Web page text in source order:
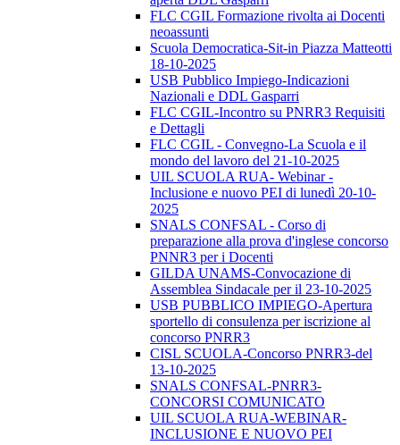
FLC CGIL Formazione rivolta ai Docenti
neoassunti
Scuola Democratica-Sit-in Piazza Matteotti
18-10-2025
USB Pubblico Impiego-Indicazioni
Nazionali e DDL Gasparri
FLC CGIL-Incontro su PNRR3 Requisiti
e Dettagli
FLC CGIL - Convegno-La Scuola e il
mondo del lavoro del 21-10-2025
UIL SCUOLA RUA- Webinar -
Inclusione e nuovo PEI di lunedì 20-10-
2025
SNALS CONFSAL - Corso di
preparazione alla prova d'inglese concorso
PNNR3 per i Docenti
GILDA UNAMS-Convocazione di
Assemblea Sindacale per il 23-10-2025
USB PUBBLICO IMPIEGO-Apertura
sportello di consulenza per iscrizione al
concorso PNRR3
CISL SCUOLA-Concorso PNRR3-del
13-10-2025
SNALS CONFSAL-PNRR3-
CONCORSI COMUNICATO
UIL SCUOLA RUA-WEBINAR-
INCLUSIONE E NUOVO PEI